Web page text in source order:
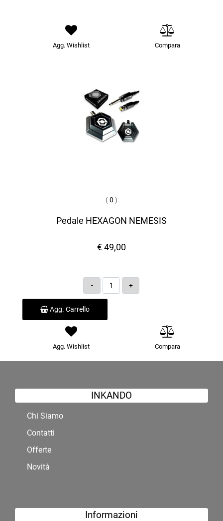
Agg. Wishlist Compara
(0 )
Pedale HEXAGON NEMESIS
€ 49,00
Quantità
Agg. Carrello
Agg. Wishlist Compara
INKANDO
Chi Siamo
Contatti
Offerte
Novità
Informazioni